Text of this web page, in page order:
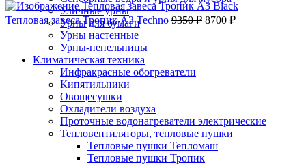
Уличные урны
Урны для бумаги
Урны настенные
Урны-пепельницы
Климатическая техника
Инфракрасные обогреватели
Кипятильники
Овощесушки
Охладители воздуха
Проточные водонагреватели электрические
Тепловентиляторы, тепловые пушки
Тепловые пушки Тепломаш
Тепловые пушки Тропик
Тепловая завеса Тропик А3 Techno 9350₽ 8700 ₽
-9%;процент скидки